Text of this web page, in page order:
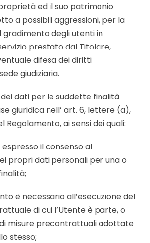
ed il suo patrimonio
a possibili aggressioni, per la
gradimento degli utenti in
prestato dal Titolare,
difesa dei diritti
giudiziaria.
dati per le suddette finalità
giuridica nell’ art. 6, lettere (a),
ai sensi dei quali:
il consenso al
propri dati personali per una o
è necessario all’esecuzione del
di cui l’Utente è parte, o
di misure precontrattuali adottate
stesso;